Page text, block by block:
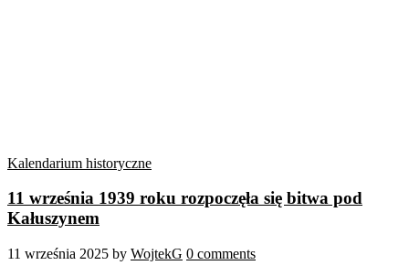
Kalendarium historyczne
11 września 1939 roku rozpoczęła się bitwa pod
Kałuszynem
11 września 2025 by WojtekG 0 comments